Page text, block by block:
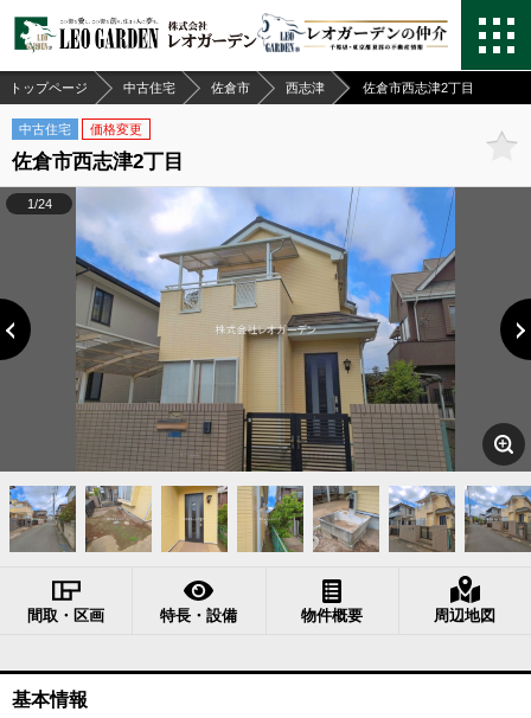
トップページ 中古住宅 佐倉市 西志津 佐倉市西志津2丁目
中古住宅 価格変更
佐倉市西志津2丁目
1/24
間取・区画 特長・設備 物件概要 周辺地図
基本情報